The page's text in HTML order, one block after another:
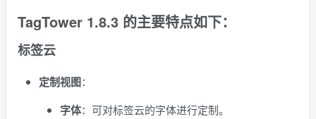
TagTower 1.8.3 的主要特点如下：
标签云
定制视图：
字体：可对标签云的字体进行定制。